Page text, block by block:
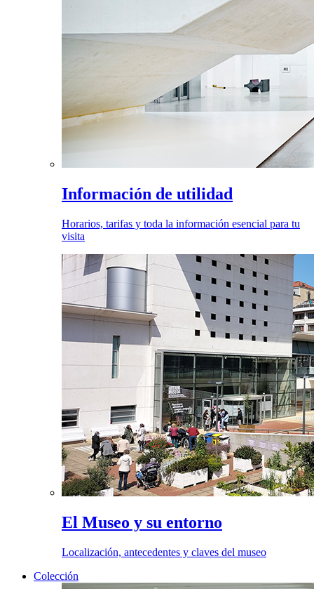
Información de utilidad
Horarios, tarifas y toda la información esencial para tu
visita
El Museo y su entorno
Localización, antecedentes y claves del museo
Colección